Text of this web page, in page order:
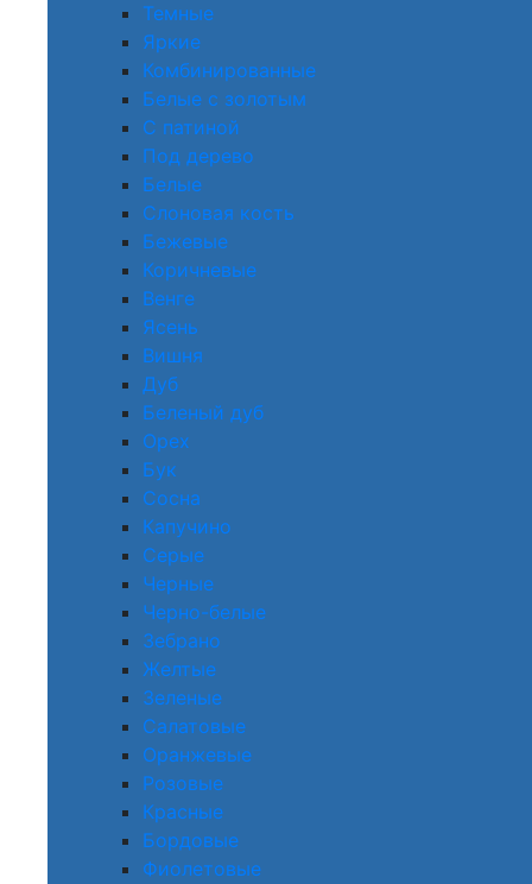
Темные
Яркие
Комбинированные
Белые с золотым
С патиной
Под дерево
Белые
Слоновая кость
Бежевые
Коричневые
Венге
Ясень
Вишня
Дуб
Беленый дуб
Орех
Бук
Сосна
Капучино
Серые
Черные
Черно-белые
Зебрано
Желтые
Зеленые
Салатовые
Оранжевые
Розовые
Красные
Бордовые
Фиолетовые